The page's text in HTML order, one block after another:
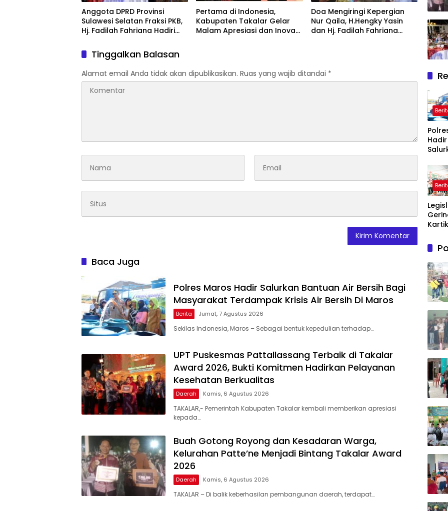
Anggota DPRD Provinsi
Sulawesi Selatan Fraksi PKB,
Hj. Fadilah Fahriana Hadiri
Menyalakan Lentera
Pengabdian Melalui Malam
Apresiasi dan Inovasi Award
2026
Pertama di Indonesia,
Kabupaten Takalar Gelar
Malam Apresiasi dan Inovasi
Doa Mengiringi Kepergian
Nur Qaila, H.Hengky Yasin
dan Hj. Fadilah Fahriana
Tinggalkan Balasan
Alamat email Anda tidak akan dipublikasikan. Ruas yang wajib ditandai *
Baca Juga
Polres Maros Hadir Salurkan Bantuan Air Bersih Bagi
Masyarakat Terdampak Krisis Air Bersih Di Maros
Berita Jumat, 7 Agustus 2026
Sekilas Indonesia, Maros – Sebagai bentuk kepedulian terhadap…
UPT Puskesmas Pattallassang Terbaik di Takalar
Award 2026, Bukti Komitmen Hadirkan Pelayanan
Kesehatan Berkualitas
Daerah Kamis, 6 Agustus 2026
TAKALAR,- Pemerintah Kabupaten Takalar kembali memberikan apresiasi
kepada…
Buah Gotong Royong dan Kesadaran Warga,
Kelurahan Patte’ne Menjadi Bintang Takalar Award
2026
Daerah Kamis, 6 Agustus 2026
TAKALAR – Di balik keberhasilan pembangunan daerah, terdapat…
Hadir
Krisis
UMKM